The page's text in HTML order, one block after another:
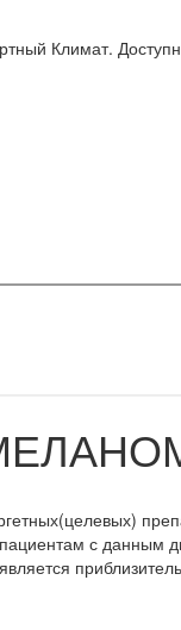
Климат.
с данным